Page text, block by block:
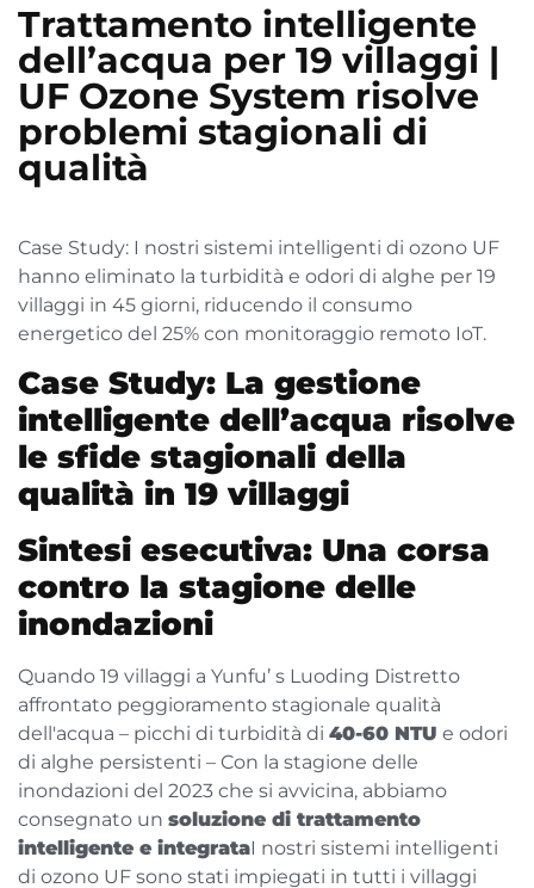
Trattamento intelligente
dell’acqua per 19 villaggi |
UF Ozone System risolve
problemi stagionali di
qualità
Case Study: I nostri sistemi intelligenti di ozono UF
hanno eliminato la turbidità e odori di alghe per 19
villaggi in 45 giorni, riducendo il consumo
energetico del 25% con monitoraggio remoto IoT.
Case Study: La gestione
intelligente dell’acqua risolve
le sfide stagionali della
qualità in 19 villaggi
Sintesi esecutiva: Una corsa
contro la stagione delle
inondazioni
Quando 19 villaggi a Yunfu’ s Luoding Distretto
affrontato peggioramento stagionale qualità
dell'acqua – picchi di turbidità di 40-60 NTU e odori
di alghe persistenti – Con la stagione delle
inondazioni del 2023 che si avvicina, abbiamo
consegnato un soluzione di trattamento
intelligente e integrataI nostri sistemi intelligenti
di ozono UF sono stati impiegati in tutti i villaggi